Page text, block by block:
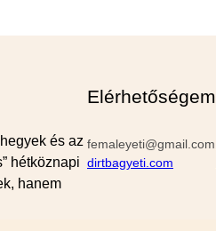
és az
hétköznapi
hanem
Elérhetőségem
femaleyeti@gmail.com
dirtbagyeti.com